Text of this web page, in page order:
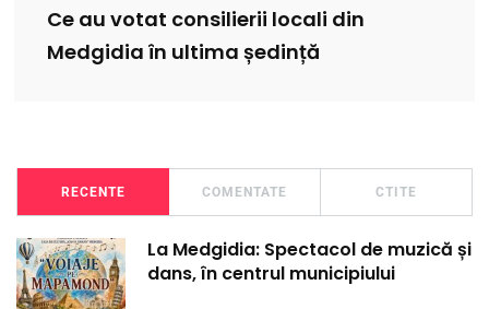
Ce au votat consilierii locali din
Medgidia în ultima ședință
RECENTE COMENTATE CTITE
La Medgidia: Spectacol de muzică și
dans, în centrul municipiului